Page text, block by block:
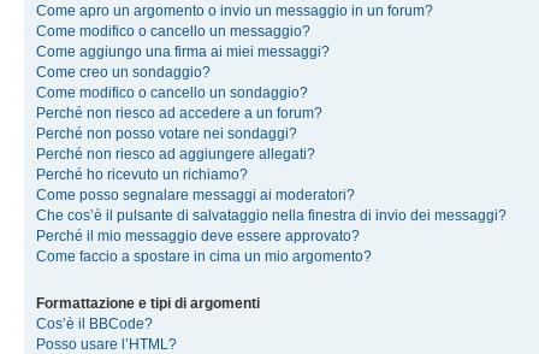
Come apro un argomento o invio un messaggio in un forum?
Come modifico o cancello un messaggio?
Come aggiungo una firma ai miei messaggi?
Come creo un sondaggio?
Come modifico o cancello un sondaggio?
Perché non riesco ad accedere a un forum?
Perché non posso votare nei sondaggi?
Perché non riesco ad aggiungere allegati?
Perché ho ricevuto un richiamo?
Come posso segnalare messaggi ai moderatori?
Che cos’è il pulsante di salvataggio nella finestra di invio dei messaggi?
Perché il mio messaggio deve essere approvato?
Come faccio a spostare in cima un mio argomento?
Formattazione e tipi di argomenti
Cos’è il BBCode?
Posso usare l’HTML?